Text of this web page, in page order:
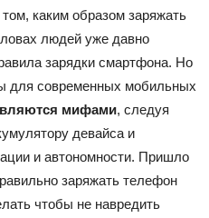
каким образом заряжать
людей уже давно
зарядки смартфона. Но
для современных мобильных
мифами, следуя
девайса и
и автономности. Пришло
заряжать телефон
чтобы не навредить